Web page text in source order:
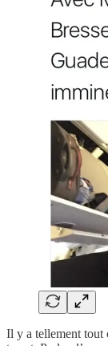
Il y a tellement tout